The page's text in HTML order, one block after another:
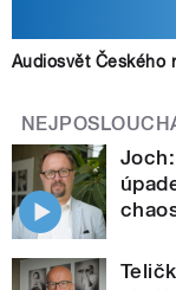
Audiosvět Českého